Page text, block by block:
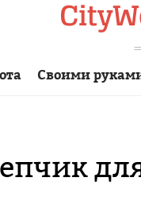
Своими